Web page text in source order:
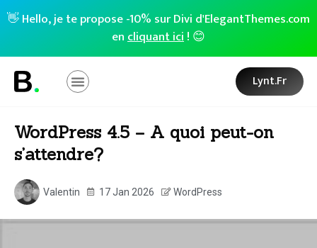
👋 Hello, je te propose -10% sur Divi d'ElegantThemes.com
encliquant ici! 😊
Lynt.fr
WordPress 4.5 – A quoi peut-on
s’attendre?
Valentin 17 Jan 2026 WordPress